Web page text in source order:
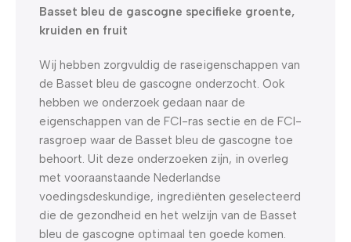
Basset bleu de gascogne specifieke groente,
kruiden en fruit
Wij hebben zorgvuldig de raseigenschappen van
de Basset bleu de gascogne onderzocht. Ook
hebben we onderzoek gedaan naar de
eigenschappen van de FCI-ras sectie en de FCI-
rasgroep waar de Basset bleu de gascogne toe
behoort. Uit deze onderzoeken zijn, in overleg
met vooraanstaande Nederlandse
voedingsdeskundige, ingrediënten geselecteerd
die de gezondheid en het welzijn van de Basset
bleu de gascogne optimaal ten goede komen.